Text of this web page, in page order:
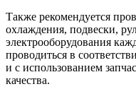
Также рекомендуется
охлаждения, подвески,
электрооборудования
проводиться в
и с использованием
качества.